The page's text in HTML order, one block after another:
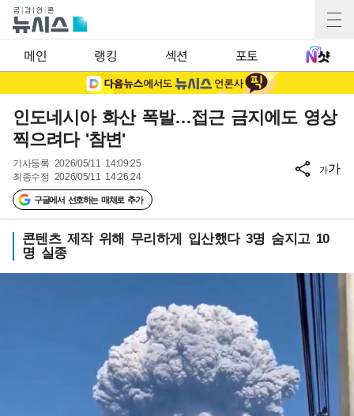
메인 랭킹 섹션 포토
인도네시아 화산 폭발…접근 금지에도 영상
찍으려다 '참변'
기사등록 2026/05/11 14:09:25
최종수정 2026/05/11 14:26:24
구글에서 선호하는 매체로 추가
가가
콘텐츠 제작 위해 무리하게 입산했다 3명 숨지고 10
명 실종